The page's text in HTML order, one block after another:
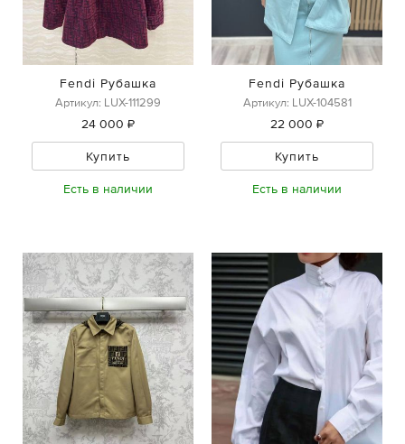
Fendi Рубашка
Артикул: LUX-111299
24 000 ₽
Купить
Есть в наличии
Fendi Рубашка
Артикул: LUX-104581
22 000 ₽
Купить
Есть в наличии